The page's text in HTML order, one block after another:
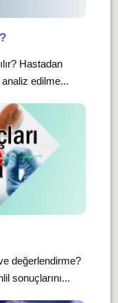
Hastadan
edilme...
değerlendirme?
sonuçlarını...